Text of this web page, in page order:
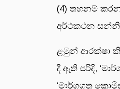
(4) තහනම් කරන
අර්ථකථන
ළමුන් ආරක්ෂා
දී ඇති පරිදි,
‘මාර්ගගත